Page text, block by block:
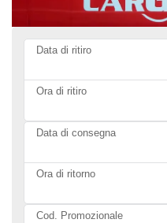
Data di ritiro
Ora di ritiro
Data di consegna
Ora di ritorno
Cod. Promozionale